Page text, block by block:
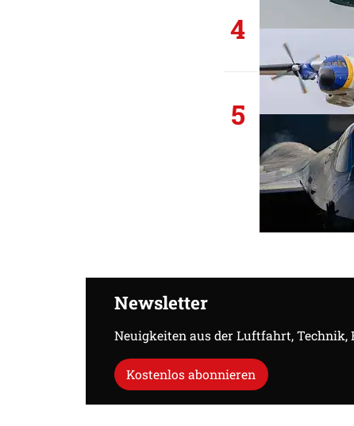
4
5
Newsletter
Neuigkeiten aus der Luftfahrt,
Kostenlos abonnieren